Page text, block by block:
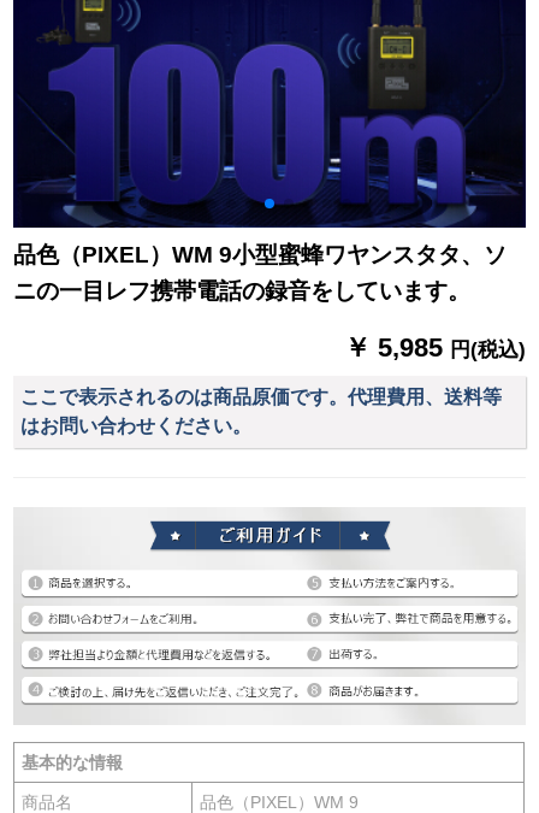
品色（PIXEL）WM 9小型蜜蜂ワヤンスタタ、ソ
ニの一目レフ携帯電話の録音をしています。
￥ 5,985 円(税込)
ここで表示されるのは商品原価です。代理費用、送料等
はお問い合わせください。
基本的な情報
商品名 品色（PIXEL）WM 9